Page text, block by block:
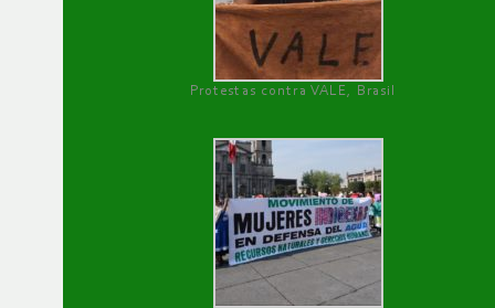
Protestas contra VALE, Brasil